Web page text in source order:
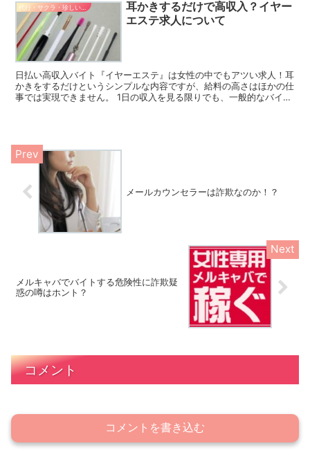
耳かきするだけで高収入？イヤー
エステ求人について
日払い高収入バイト『イヤーエステ』は女性の中でもアツい求人！耳
かきをするだけというシンプルな内容ですが、給料の高さはほかの仕
事では実現できません。 1日の収入を見る限りでも、一般的なバイト
メールカウンセラーは詐欺なのか！？
メルキャバでバイトする危険性に詐欺疑
惑の噂はホント？
コメント
コメントを書き込む